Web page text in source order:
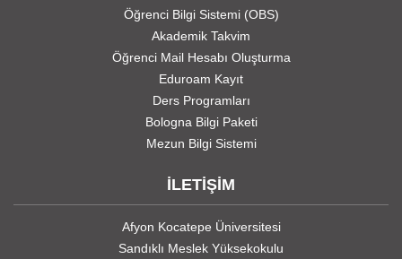
Öğrenci Bilgi Sistemi (OBS)
Akademik Takvim
Öğrenci Mail Hesabı Oluşturma
Eduroam Kayıt
Ders Programları
Bologna Bilgi Paketi
Mezun Bilgi Sistemi
İLETİŞİM
Afyon Kocatepe Üniversitesi
Sandıklı Meslek Yüksekokulu